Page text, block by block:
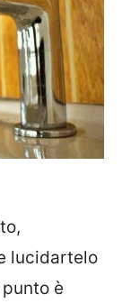
lucidartelo
è